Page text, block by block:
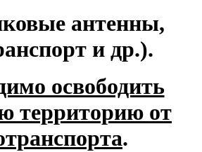
антенны,
и др.).
освободить
территорию от
.